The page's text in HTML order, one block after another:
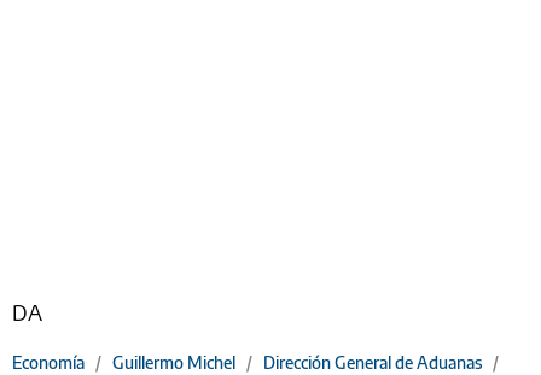
DA
Economía / Guillermo Michel / Dirección General de Aduanas /